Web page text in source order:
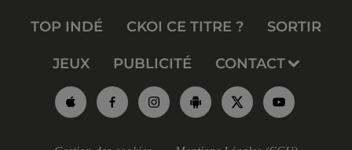
TOP INDÉ CKOI CE TITRE ? SORTIR
JEUX PUBLICITÉ CONTACT